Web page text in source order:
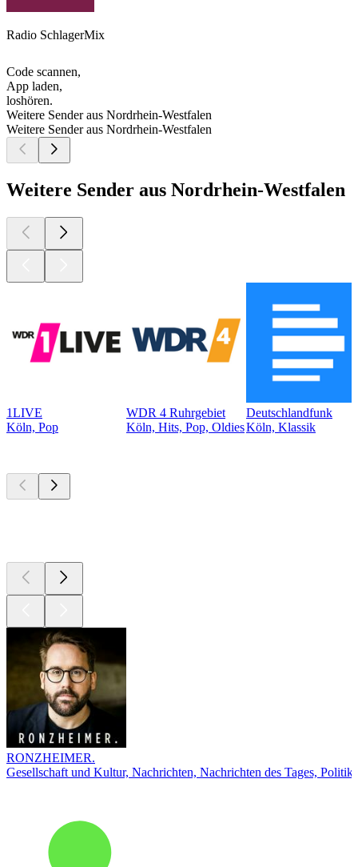
Radio SchlagerMix
Code scannen,
App laden,
loshören.
Weitere Sender aus Nordrhein-Westfalen
Weitere Sender aus Nordrhein-Westfalen
Weitere Sender aus Nordrhein-Westfalen
1LIVE
Köln, Pop
WDR 4 Ruhrgebiet
Köln, Hits, Pop, Oldies
Deutschlandfunk
Köln, Klassik
RONZHEIMER.
Gesellschaft und Kultur, Nachrichten, Nachrichten des Tages, Politik